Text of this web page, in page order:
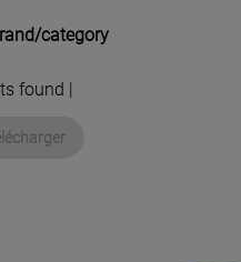
category
found |